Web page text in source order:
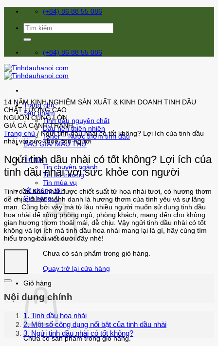
Skip
content
(+84) 86 88 55 086
Tìm
kiếm:
(+84) 86 88 55 086
Trang chủ
Sản phẩm
Tinh dầu nguyên chất
Dầu nền thiên nhiên
Toner – Nước thơm tinh dầu
BÁO GIÁ/ MẪU THỬ
Tin tức
Tin chuyên ngành
Tin thị trường
Tin mùa vụ
Về chúng tôi
Giỏ hàng: 0
Chưa có sản phẩm trong giỏ hàng.
Quay trở lại cửa hàng
Giỏ hàng
Chưa có sản phẩm trong giỏ hàng.
14 NĂM KINH NGHIỆM SẢN XUẤT & KINH DOANH TINH DẦU
CHẤT LƯỢNG CAO
NGUỒN CUNG LỚN
GIÁ CẢ CẠNH TRANH
Trang chủ / Ngửi tinh dầu nhài có tốt không? Lợi ích của tinh dầu
nhài với sức khỏe con người
Ngửi tinh dầu nhài có tốt không? Lợi ích của
tinh dầu nhài với sức khỏe con người
Tinh dầu hoa nhài được chiết suất từ hoa nhài tươi, có hương thơm
dễ chịu, được mệnh danh là hương thơm của tình yêu và sự lãng
mạn. Cũng bởi vậy mà từ lâu nhiều người muốn sử dụng tinh dầu
hoa nhài để xông phòng ngủ, phòng khách, mang đến cho không
gian hương thơm thoải mái, dễ chịu. Vậy ngửi tinh dầu nhài có tốt
không và lợi ích mà tinh dầu hoa nhài mang lại là gì, hãy cùng tìm
hiểu trong bài viết dưới đây nhé!
Nội dung chính
1. Tinh dầu hoa nhài
2. Một số công dụng nổi bật của tinh dầu nhài
3. Ngửi tinh dầu nhài có tốt không?